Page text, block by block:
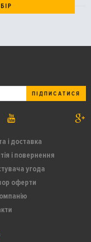
і доставка
і повернення
угода
оферти
ПІДПИСАТИСЯ